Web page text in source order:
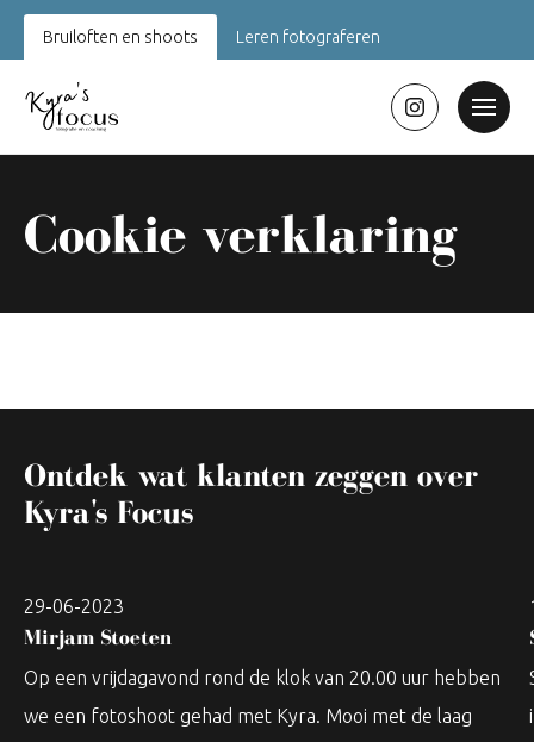
Bruiloften en shoots Leren fotograferen
Cookie verklaring
Ontdek wat klanten zeggen over
Kyra's Focus
29-06-2023
Mirjam Stoeten
Op een vrijdagavond rond de klok van 20.00 uur hebben
we een fotoshoot gehad met Kyra. Mooi met de laag